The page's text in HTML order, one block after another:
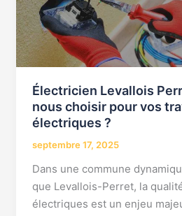
Électricien Levallois
nous choisir pour vos
électriques ?
septembre 17, 2025
Dans une commune
que Levallois-Perret, la
électriques est un enjeu
Perret
:
pourquoi
nous
pour
vos
travaux
électriques
?